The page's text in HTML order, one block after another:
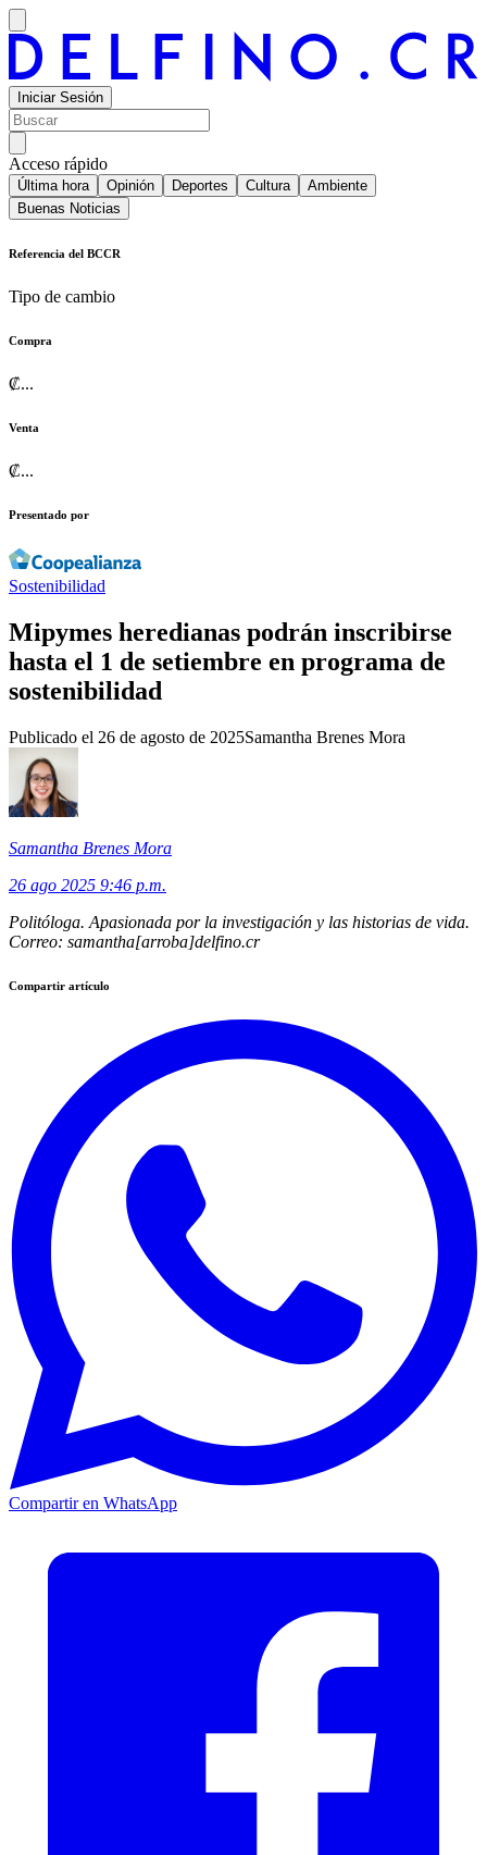
Iniciar Sesión
Acceso rápido
Última hora Opinión Deportes Cultura
Ambiente
Buenas Noticias
Referencia del BCCR
Tipo de cambio
Compra
₡...
Venta
₡...
Presentado por
Sostenibilidad
Mipymes heredianas podrán inscribirse
hasta el 1 de setiembre en programa de
sostenibilidad
Publicado el 26 de agosto de 2025Samantha Brenes Mora
Samantha Brenes Mora
26 ago 2025 9:46 p.m.
Politóloga. Apasionada por la investigación y las historias de vida.
Correo: samantha[arroba]delfino.cr
Compartir artículo
Compartir en WhatsApp